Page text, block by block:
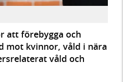
att förebygga och
mot kvinnor, våld i nära
våld och